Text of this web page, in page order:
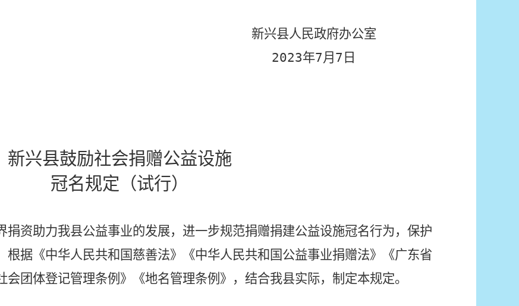
人民政府办公室
3年7月 7 日
新兴县鼓励社会捐赠公益设施
冠名规定（试行）
捐资助力我县公益事业的发展，进一步规范捐赠捐建公益设施冠名行为，保护
根据《中华人民共和国慈善法》《中华人民共和国公益事业捐赠法》《广东省
团体登记管理条例》《地名管理条例》，结合我县实际，制定本规定。